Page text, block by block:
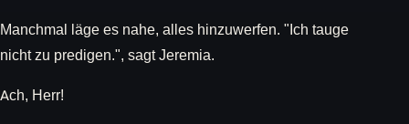
Manchmal läge es nahe, alles hinzuwerfen. "Ich tauge
nicht zu predigen.", sagt Jeremia.
Ach, Herr!